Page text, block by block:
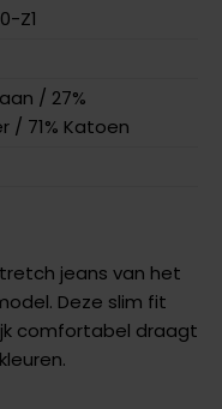
Z1
/ 27%
/ 71% Katoen
jeans van het
Deze slim fit
comfortabel draagt